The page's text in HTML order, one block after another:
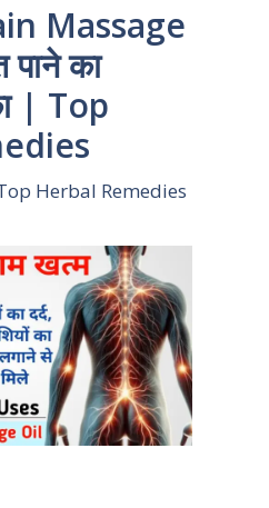
Massage
पाने का
| Top
Herbal Remedies